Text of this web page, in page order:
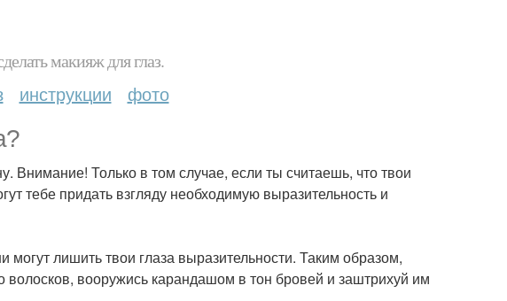
макияж для глаз.
инструкции фото
Внимание! Только в том случае, если ты считаешь, что твои
тебе придать взгляду необходимую выразительность и
лишить твои глаза выразительности. Таким образом,
вооружись карандашом в тон бровей и заштрихуй им